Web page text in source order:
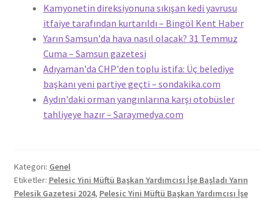
Kamyonetin direksiyonuna sıkışan kedi yavrusu
itfaiye tarafından kurtarıldı – Bingöl Kent Haber
Yarın Samsun'da hava nasıl olacak? 31 Temmuz
Cuma – Samsun gazetesi
Adıyaman'da CHP'den toplu istifa: Üç belediye
başkanı yeni partiye geçti – sondakika.com
Aydın'daki orman yangınlarına karşı otobüsler
tahliyeye hazır – Saraymedya.com
Kategori: Genel
Etiketler: Pelesic Yini Müftü Başkan Yardımcısı İşe Başladı Yarın
Pelesik Gazetesi 2024, Pelesic Yini Müftü Başkan Yardımcısı İşe